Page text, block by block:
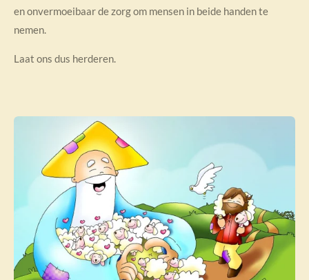
en onvermoeibaar de zorg om mensen in beide handen te
nemen.
Laat ons dus herderen.